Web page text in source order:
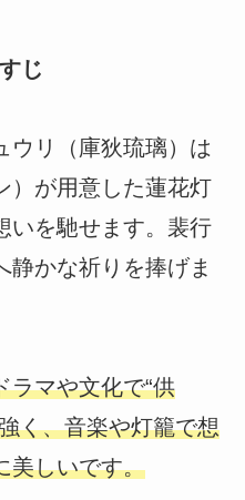
じ
ウリ（庫狄琉璃）は
）が用意した蓮花灯
いを馳せます。裴行
静かな祈りを捧げま
ラマや文化で“供
く、音楽や灯籠で想
美しいです。